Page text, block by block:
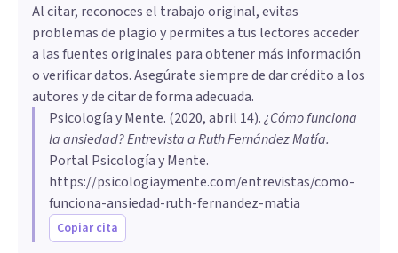
Al citar, reconoces el trabajo original, evitas
problemas de plagio y permites a tus lectores acceder
a las fuentes originales para obtener más información
o verificar datos. Asegúrate siempre de dar crédito a los
autores y de citar de forma adecuada.
Psicología y Mente. (2020, abril 14).¿Cómo funciona
la ansiedad? Entrevista a Ruth Fernández Matía.
Portal Psicología y Mente.
https://psicologiaymente.com/entrevistas/como-
funciona-ansiedad-ruth-fernandez-matia
Copiar cita